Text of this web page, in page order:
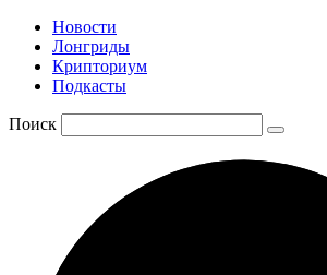
Новости
Лонгриды
Крипториум
Подкасты
Поиск